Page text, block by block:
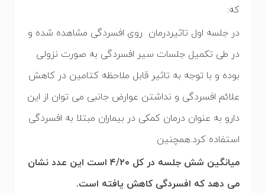
که:
در جلسه اول تاثیردرمان روی افسردگی مشاهده شده و
در طی تکمیل جلسات سیر افسردگی به صورت نزولی
بوده و با توجه به تاثیر قابل ملاحظه کتامین در کاهش
علائم افسردگی و نداشتن عوارض جانبی می توان از این
دارو به عنوان درمان کمکی در بیماران مبتلا به افسردگی
استفاده کرد.همچنین
میانگین شش جلسه در کل ۴/۲۰ است این عدد نشان
می دهد که افسردگی کاهش یافته است.